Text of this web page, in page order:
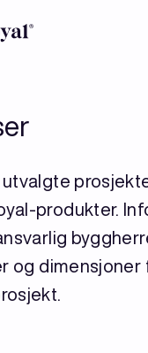
produkter.
og dimensjoner